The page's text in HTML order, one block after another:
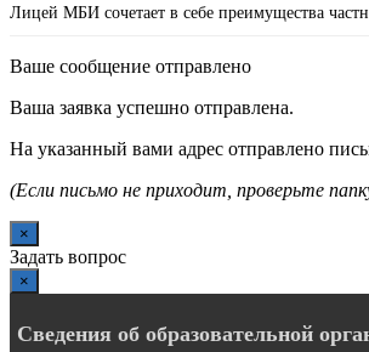
Лицей МБИ сочетает в себе преимущества
Ваше сообщение отправлено
Ваша заявка успешно отправлена.
На указанный вами адрес отправлено
(Если письмо не приходит, проверьте
×
Задать вопрос
×
Сведения об образовательной